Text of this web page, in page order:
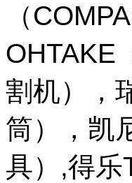
（
OHTAKE
割机），
筒），凯
具）,得乐